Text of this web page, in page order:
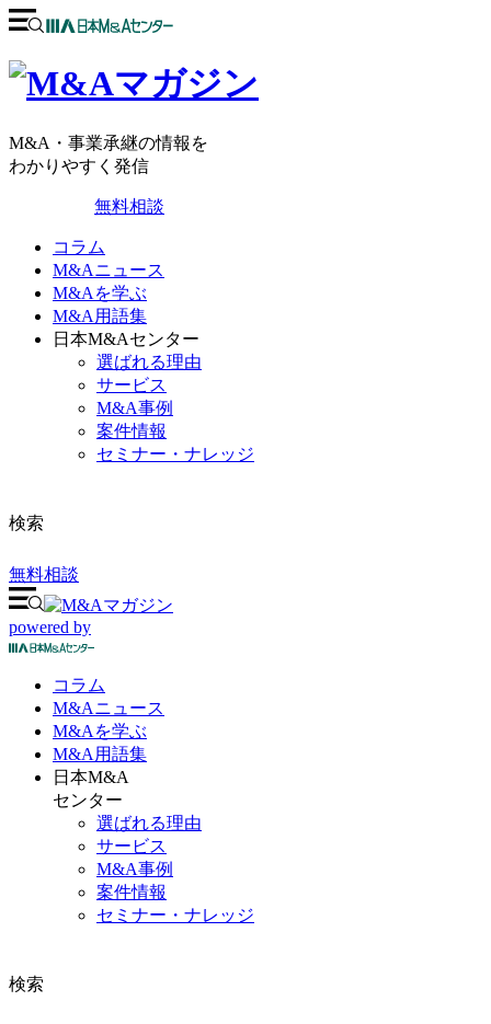
M&A・事業承継の情報を
わかりやすく発信
無料相談
コラム
M&Aニュース
M&Aを学ぶ
M&A用語集
日本M&Aセンター
選ばれる理由
サービス
M&A事例
案件情報
セミナー・ナレッジ
検索
無料相談
powered by
コラム
M&Aニュース
M&Aを学ぶ
M&A 用語集
日本M&A
センター
選ばれる理由
サービス
M&A事例
案件情報
セミナー・ナレッジ
検索